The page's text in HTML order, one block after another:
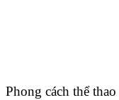
Phong cách thể